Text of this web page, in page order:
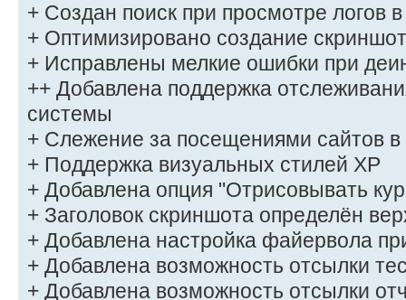
+ Создан поиск при просмотре логов
+ Оптимизировано создание
+ Исправлены мелкие ошибки при
++ Добавлена поддержка
системы
+ Слежение за посещениями сайтов
+ Поддержка визуальных стилей XP
+ Добавлена опция "Отрисовывать
+ Заголовок скриншота определён
+ Добавлена настройка файервола
+ Добавлена возможность отсылки
+ Добавлена возможность отсылки